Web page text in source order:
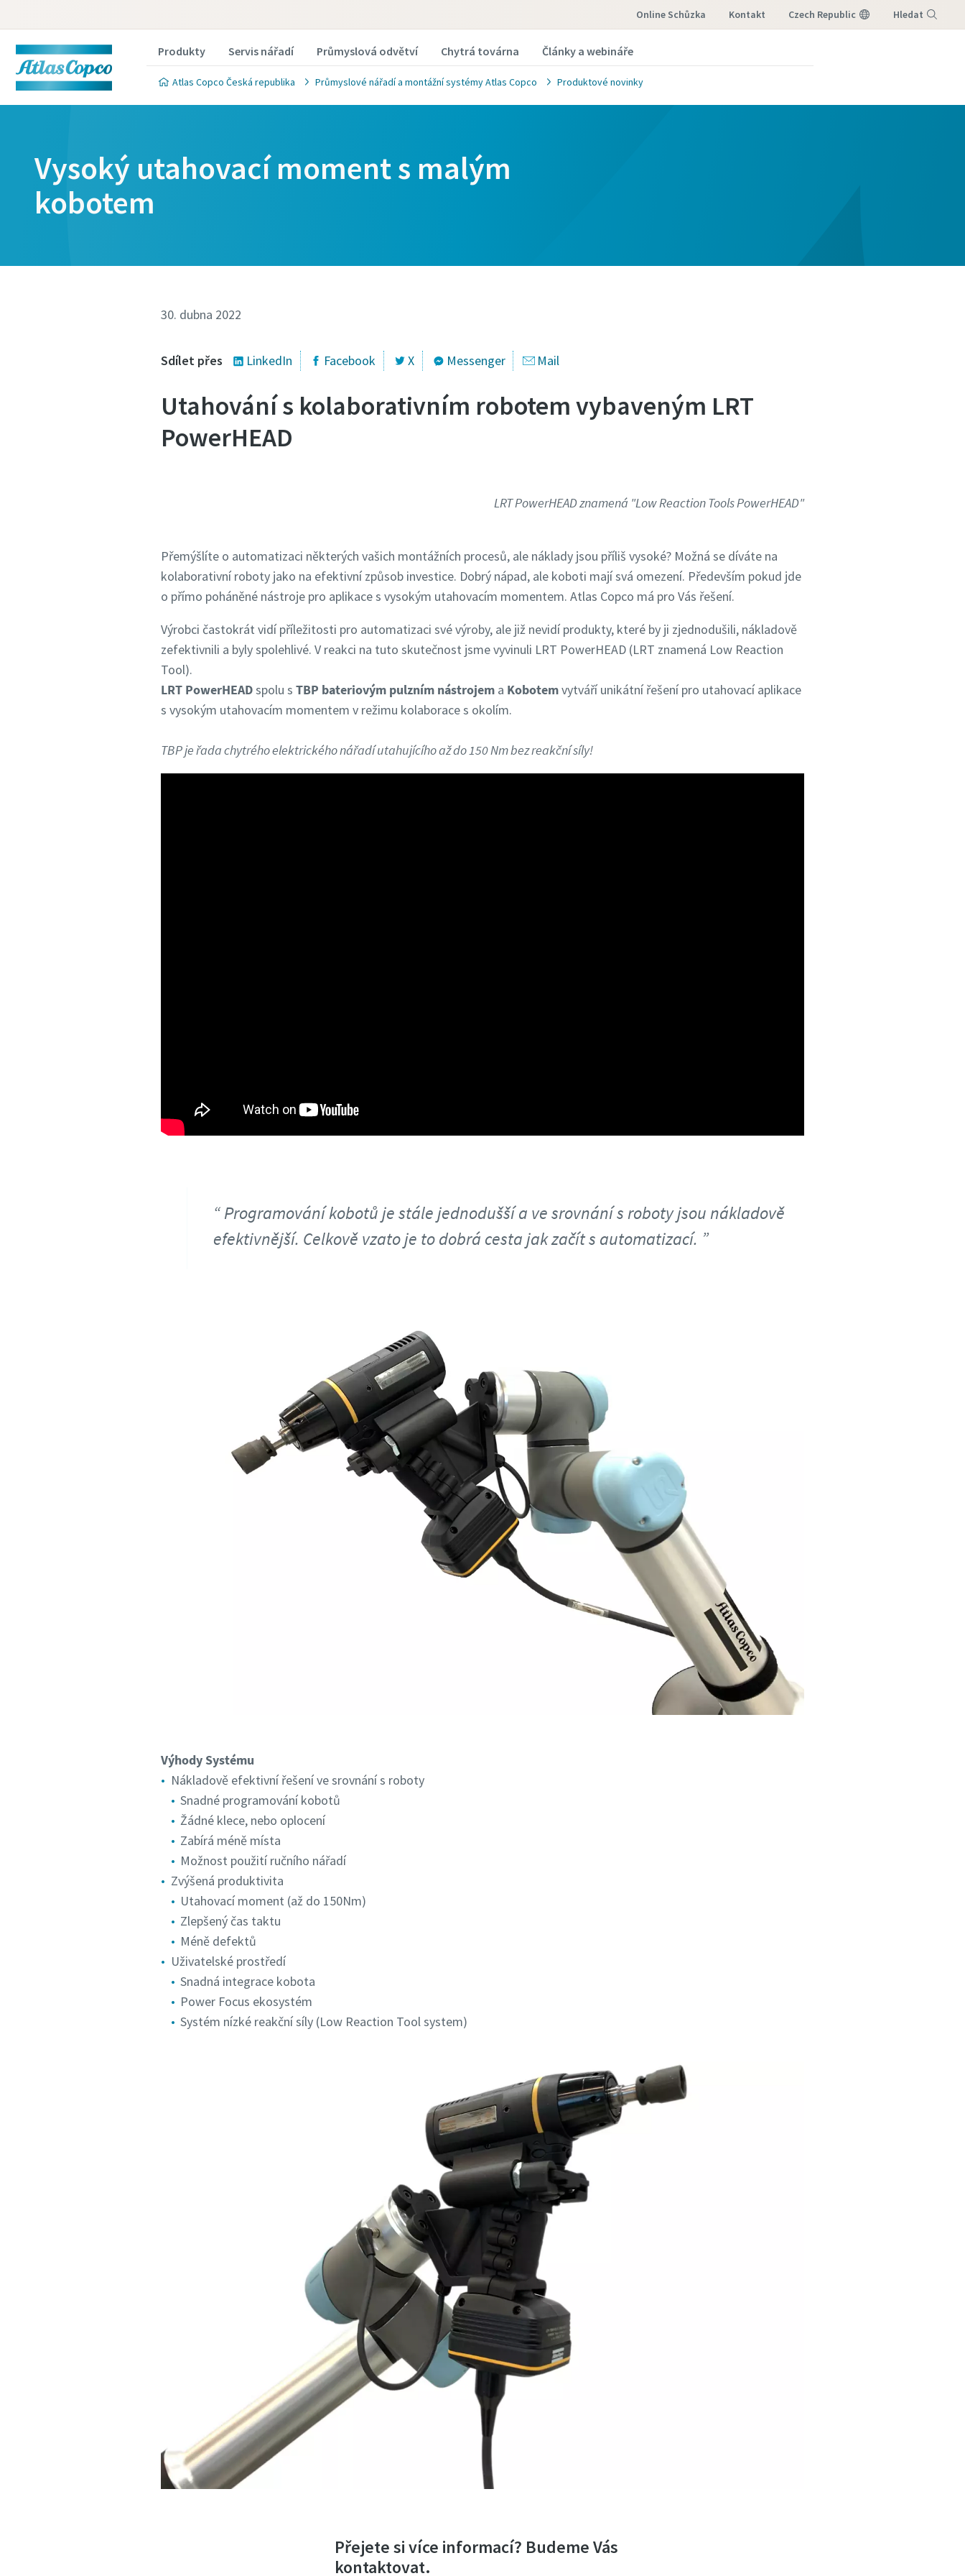
Online Schůzka Kontakt Czech Republic Hledat
Produkty Servis nářadí Průmyslová odvětví Chytrá továrna Články a webináře
Atlas Copco Česká republika Průmyslové nářadí a montážní systémy Atlas Copco Produktové novinky
Vysoký utahovací moment s malým
kobotem
30. dubna 2022
Sdílet přes LinkedIn Facebook X Messenger Mail
Utahování s kolaborativním robotem vybaveným LRT
PowerHEAD
LRT PowerHEAD znamená "Low Reaction Tools PowerHEAD"
Přemýšlíte o automatizaci některých vašich montážních procesů, ale náklady jsou příliš vysoké? Možná se díváte na
kolaborativní roboty jako na efektivní způsob investice. Dobrý nápad, ale koboti mají svá omezení. Především pokud jde
o přímo poháněné nástroje pro aplikace s vysokým utahovacím momentem. Atlas Copco má pro Vás řešení.
Výrobci častokrát vidí příležitosti pro automatizaci své výroby, ale již nevidí produkty, které by ji zjednodušili, nákladově
zefektivnili a byly spolehlivé. V reakci na tuto skutečnost jsme vyvinuli LRT PowerHEAD (LRT znamená Low Reaction
Tool).
LRT PowerHEADspolu s TBP bateriovým pulzním nástrojem a Kobotemvytváří unikátní řešení pro utahovací aplikace
s vysokým utahovacím momentem v režimu kolaborace s okolím.
TBP je řada chytrého elektrického nářadí utahujícího až do 150 Nm bez reakční síly!
Programování kobotů je stále jednodušší a ve srovnání s roboty jsou nákladově
efektivnější. Celkově vzato je to dobrá cesta jak začít s automatizací.
Výhody Systému
Nákladově efektivní řešení ve srovnání s roboty
Snadné programování kobotů
Žádné klece, nebo oplocení
Zabírá méně místa
Možnost použití ručního nářadí
Zvýšená produktivita
Utahovací moment (až do 150Nm)
Zlepšený čas taktu
Méně defektů
Uživatelské prostředí
Snadná integrace kobota
Power Focus ekosystém
Systém nízké reakční síly (Low Reaction Tool system)
Přejete si více informací? Budeme Vás
kontaktovat.